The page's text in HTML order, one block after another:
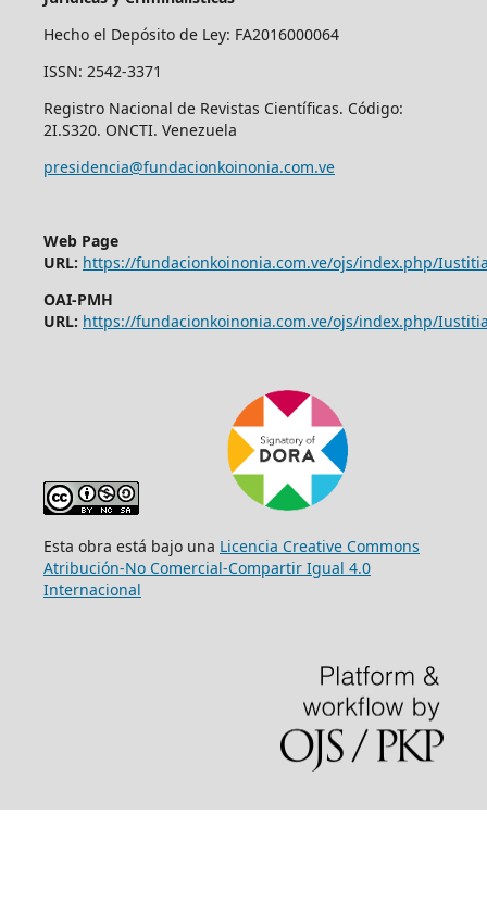
Hecho el Depósito de Ley: FA2016000064
ISSN: 2542-3371
Registro Nacional de Revistas Científicas. Código:
2I.S320. ONCTI. Venezuela
presidencia@fundacionkoinonia.com.ve
Web Page
URL: https://fundacionkoinonia.com.ve/ojs/index.php/
OAI-PMH
URL: https://fundacionkoinonia.com.ve/ojs/index.php/
Esta obra está bajo una Licencia Creative Commons
Atribución-No Comercial-Compartir Igual 4.0
Internacional